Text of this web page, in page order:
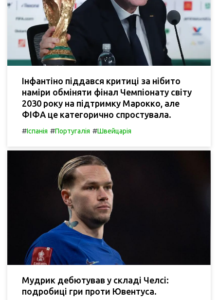
Інфантіно піддався критиці за нібито
наміри обміняти фінал Чемпіонату світу
2030 року на підтримку Марокко, але
ФІФА це категорично спростувала.
#Іспанія #Португалія #Швейцарія
Мудрик дебютував у складі Челсі:
подробиці гри проти Ювентуса.